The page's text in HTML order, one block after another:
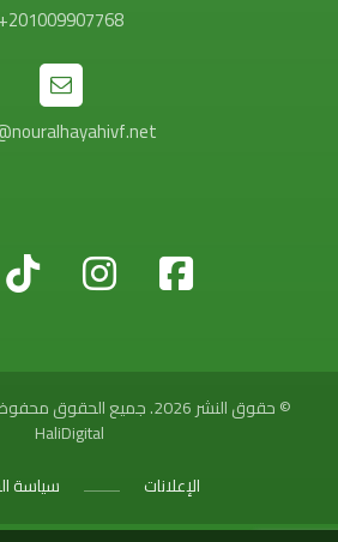
201009907768+
© حقوق النشر 2026. جميع
HaliDigital
سياسة
الإعلانات